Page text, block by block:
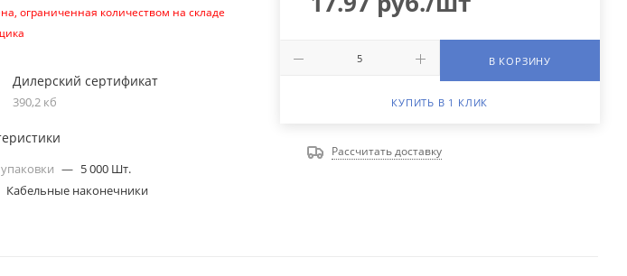
ограниченная количеством на складе
Дилерский сертификат
390,2 кб
— 5 000 Шт.
Кабельные наконечники
В КОРЗИНУ
КУПИТЬ В 1 КЛИК
Рассчитать доставку